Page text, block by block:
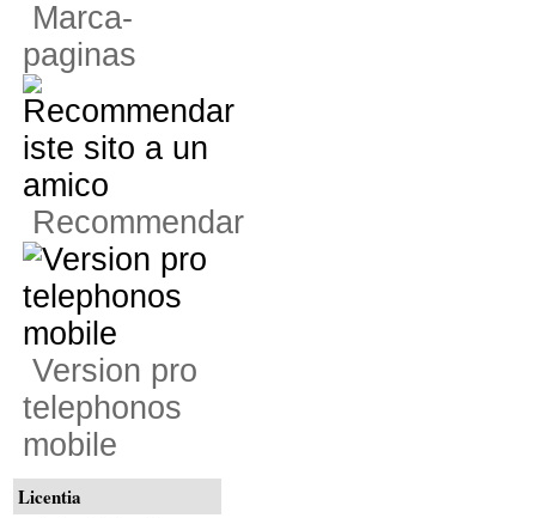
Marca-
paginas
Recommendar
Version pro
telephonos
mobile
Licentia